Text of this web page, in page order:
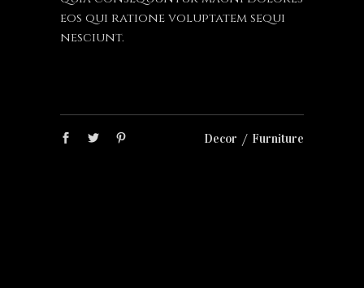
eos qui ratione voluptatem sequi
nesciunt.
Decor Furniture